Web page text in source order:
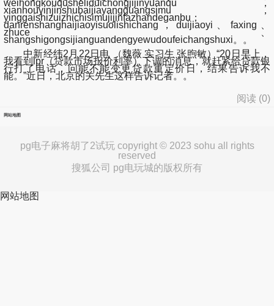
weihongkouqusheliduichongjijinyuanqu，
xianhouyinjinshubaijiayangguangsimu，
yinggaishizuizhichisimujijinfazhandeganbu；
danrenshanghaijiaoyisuolishichang，duijiaoyi、faxing、
zhuce、
shangshigongsijianguandengyewudoufeichangshuxi。。
中新经纬2月22日电 （魏薇 实习生 张煦敏）“20日早上，
我看到lpr（贷款市场报价利率）下调的消息，就赶紧给贷款银
行打了电话，问能不能变更贷款重定价日，结果告诉我不
能。”近日，北京的关先生这样告诉记者。。
阅读 (0)
网站地图
pg电子麻将胡了2试玩 copyright © 2023 sohu all rights
reserved
搜狐公司 pg电玩城的版权所有
网站地图